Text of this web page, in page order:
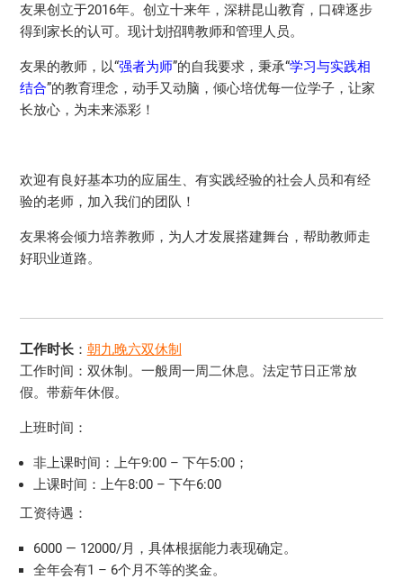
友果创立于2016年。创立十来年，深耕昆山教育，口碑逐步
得到家长的认可。现计划招聘教师和管理人员。
友果的教师，以“强者为师”的自我要求，秉承“学习与实践相
结合”的教育理念，动手又动脑，倾心培优每一位学子，让家
长放心，为未来添彩！
欢迎有良好基本功的应届生、有实践经验的社会人员和有经
验的老师，加入我们的团队！
友果将会倾力培养教师，为人才发展搭建舞台，帮助教师走
好职业道路。
工作时长： 朝九晚六双休制
工作时间：双休制。一般周一周二休息。法定节日正常放
假。带薪年休假。
上班时间：
非上课时间：上午9:00 – 下午5:00；
上课时间：上午8:00 – 下午6:00
工资待遇：
6000 — 12000/月，具体根据能力表现确定。
全年会有1 – 6个月不等的奖金。